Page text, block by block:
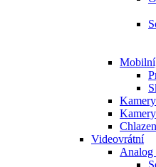
Videovrátní
Analog